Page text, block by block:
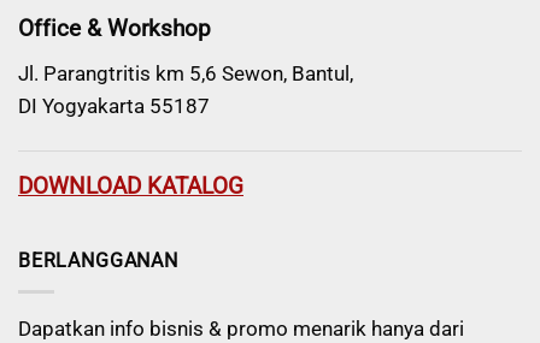
Office & Workshop
Jl. Parangtritis km 5,6 Sewon, Bantul,
DI Yogyakarta 55187
DOWNLOAD KATALOG
BERLANGGANAN
Dapatkan info bisnis & promo menarik hanya dari